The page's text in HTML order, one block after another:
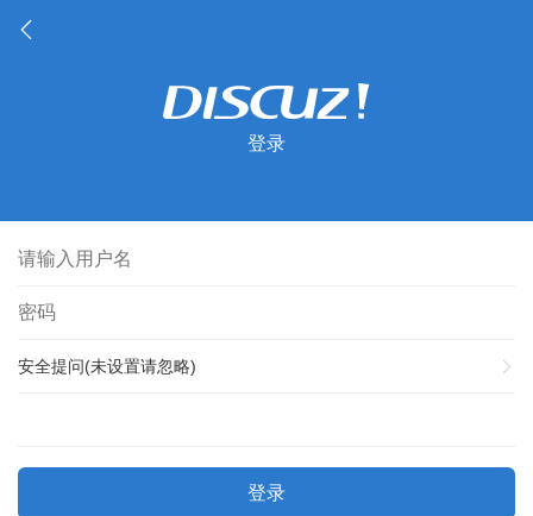
登录
安全提问(未设置请忽略)
登录